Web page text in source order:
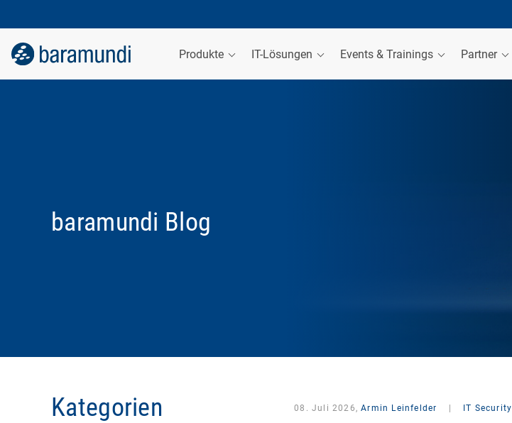
Produkte IT-Lösungen Events & Trainings Partner
baramundi Blog
Kategorien 08. Juli 2026,Armin Leinfelder IT Security